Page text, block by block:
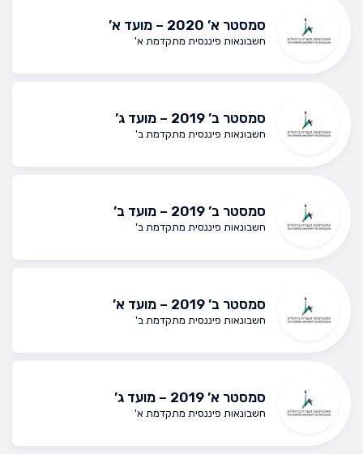
סמסטר א’ 2020 – מועד א’
חשבונאות פיננסית מתקדמת א'
סמסטר ב’ 2019 – מועד ג’
חשבונאות פיננסית מתקדמת ב'
סמסטר ב’ 2019 – מועד ב’
חשבונאות פיננסית מתקדמת ב'
סמסטר ב’ 2019 – מועד א’
חשבונאות פיננסית מתקדמת ב'
סמסטר א’ 2019 – מועד ג’
חשבונאות פיננסית מתקדמת א'